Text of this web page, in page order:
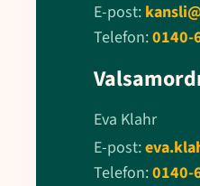
E-post:
Telefon:0140-
Eva Klahr
E-post:
Telefon:0140-